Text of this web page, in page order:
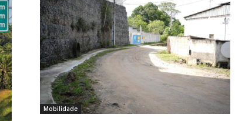
Mobilidade